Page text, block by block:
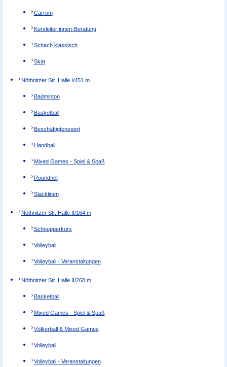
Carrom
Kursleiter:innen-Beratung
Schach klassisch
Skat
Nöthnitzer Str. Halle I/451 m
Badminton
Basketball
Beschäftigtensport
Handball
Mixed Games - Spiel & Spaß
Roundnet
Slacklinen
Nöthnitzer Str. Halle II/164 m
Schnupperkurs
Volleyball
Volleyball - Veranstaltungen
Nöthnitzer Str. Halle II/268 m
Basketball
Mixed Games - Spiel & Spaß
Völkerball & Mixed Games
Volleyball
Volleyball - Veranstaltungen